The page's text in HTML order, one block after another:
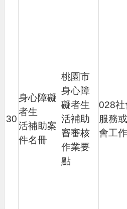
30
身心障礙
者生
活補助案
件名冊
桃園市
身心障
礙者生
活補助
審審核
作業要
點
028社
服務
會工作